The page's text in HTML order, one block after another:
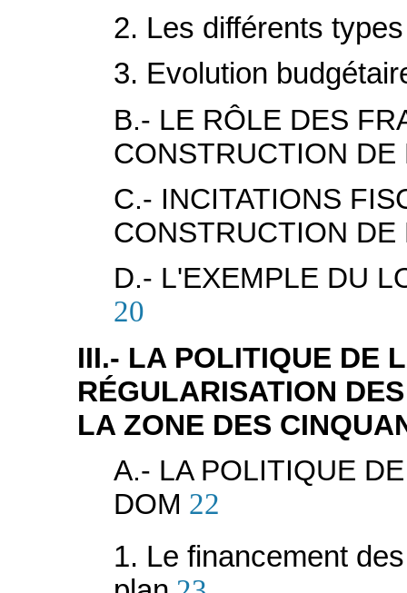
2. Les différents
3. Evolution
B.- LE RÔLE DES
CONSTRUCTION
C.- INCITATIONS
CONSTRUCTION
D.- L'EXEMPLE DU
20
III.- LA POLITIQUE DE
RÉGULARISATION
LA ZONE DES
A.- LA POLITIQUE
DOM 22
1. Le financement